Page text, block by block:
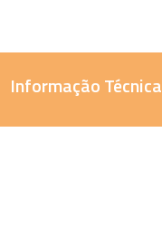
Informação Técnica